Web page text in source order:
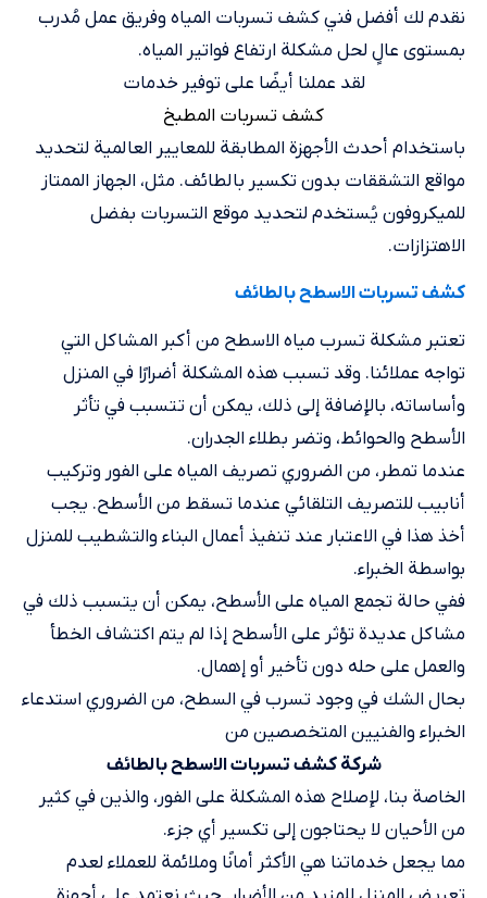
نقدم لك أفضل فني كشف تسربات المياه وفريق عمل مُدرب
بمستوى عالٍ لحل مشكلة ارتفاع فواتير المياه.
لقد عملنا أيضًا على توفير خدمات
كشف تسربات المطبخ
باستخدام أحدث الأجهزة المطابقة للمعايير العالمية لتحديد
مواقع التشققات بدون تكسير بالطائف. مثل، الجهاز الممتاز
للميكروفون يُستخدم لتحديد موقع التسربات بفضل
الاهتزازات.
كشف تسربات الاسطح بالطائف
تعتبر مشكلة تسرب مياه الاسطح من أكبر المشاكل التي
تواجه عملائنا. وقد تسبب هذه المشكلة أضرارًا في المنزل
وأساساته، بالإضافة إلى ذلك، يمكن أن تتسبب في تأثر
الأسطح والحوائط، وتضر بطلاء الجدران.
عندما تمطر، من الضروري تصريف المياه على الفور وتركيب
أنابيب للتصريف التلقائي عندما تسقط من الأسطح. يجب
أخذ هذا في الاعتبار عند تنفيذ أعمال البناء والتشطيب للمنزل
بواسطة الخبراء.
ففي حالة تجمع المياه على الأسطح، يمكن أن يتسبب ذلك في
مشاكل عديدة تؤثر على الأسطح إذا لم يتم اكتشاف الخطأ
والعمل على حله دون تأخير أو إهمال.
بحال الشك في وجود تسرب في السطح، من الضروري استدعاء
الخبراء والفنيين المتخصصين من
شركة كشف تسربات الاسطح بالطائف
الخاصة بنا، لإصلاح هذه المشكلة على الفور، والذين في كثير
من الأحيان لا يحتاجون إلى تكسير أي جزء.
مما يجعل خدماتنا هي الأكثر أمانًا وملائمة للعملاء لعدم